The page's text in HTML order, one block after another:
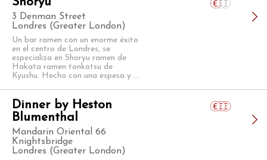
3 Denman Street
Londres (Greater London)
Un bar ramen con un enorme éxito
en el centro de Londres, se
especializa en Shoryu ramen de
Hakata ramen tonkotsu de
Kyushu. Hecho con una espesa y ...
Dinner by Heston
Blumenthal
Mandarin Oriental 66
Knightsbridge
Londres (Greater London)